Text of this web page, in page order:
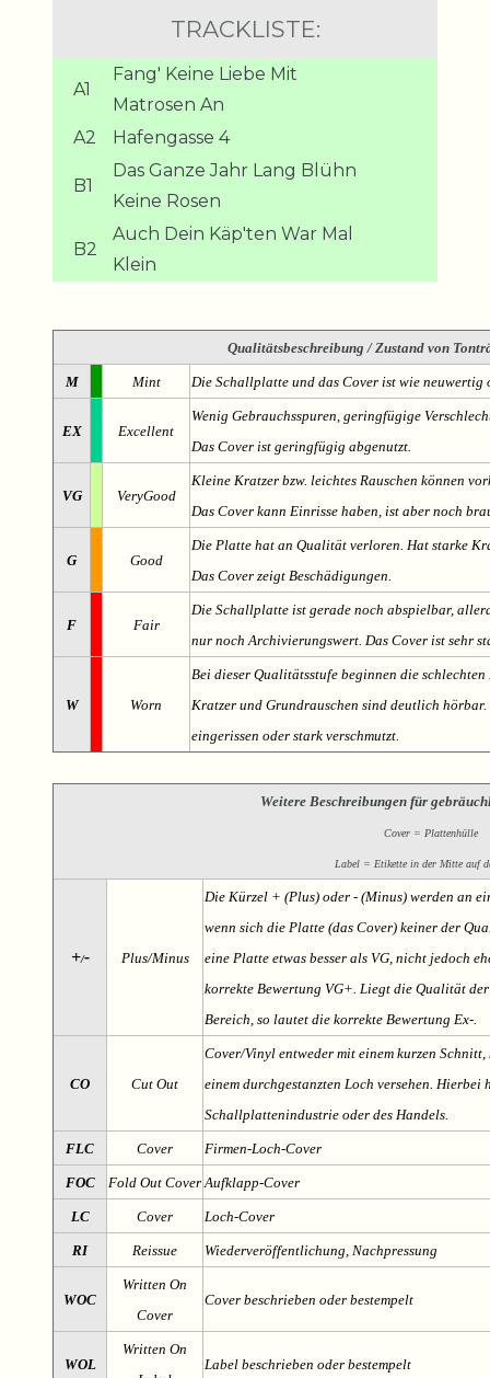
TRACKLISTE:
A1
Fang' Keine Liebe Mit
Matrosen An
A2
Hafengasse 4
B1
Das Ganze Jahr Lang Blühn
Keine Rosen
B2
Auch Dein Käp'ten War Mal
Klein
Qualitätsbeschreibung / Zustand von
M Mint Die Schallplatte und das Cover ist wie
EX Excellent
Wenig Gebrauchsspuren, geringfügige
Das Cover ist geringfügig abgenutzt.
VG VeryGood
Kleine Kratzer bzw. leichtes Rauschen können
Das Cover kann Einrisse haben, ist aber noch
G Good
Die Platte hat an Qualität verloren. Hat starke
Das Cover zeigt Beschädigungen.
F Fair
Die Schallplatte ist gerade noch abspielbar,
nur noch Archivierungswert. Das Cover ist sehr
W Worn
Bei dieser Qualitätsstufe beginnen die
Kratzer und Grundrauschen sind deutlich
eingerissen oder stark verschmutzt.
Weitere Beschreibungen für
Cover = Plattenhülle
Label = Etikette in der Mitte auf
+/- Plus/Minus
Die Kürzel + (Plus) oder - (Minus) werden an
wenn sich die Platte (das Cover) keiner der
eine Platte etwas besser als VG, nicht jedoch
korrekte Bewertung VG+. Liegt die Qualität
Bereich, so lautet die korrekte Bewertung Ex-.
CO Cut Out
Cover/Vinyl entweder mit einem kurzen
einem durchgestanzten Loch versehen. Hierbei
Schallplattenindustrie oder des Handels.
FLC Cover Firmen-Loch-Cover
FOC Fold Out Cover Aufklapp-Cover
LC Cover Loch-Cover
RI Reissue Wiederveröffentlichung, Nachpressung
WOC
Written On
Cover
Cover beschrieben oder bestempelt
WOL
Written On
Label beschrieben oder bestempelt